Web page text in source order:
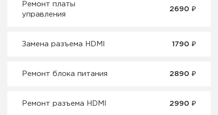
Ремонт платы
управления
2690 ₽
Замена разъема HDMI 1790 ₽
Ремонт блока питания 2890 ₽
Ремонт разъема HDMI 2990 ₽